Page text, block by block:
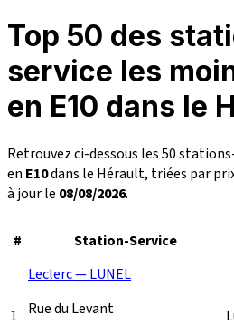
Top 50 des
service les
en E10 dans le
Retrouvez ci-dessous les 50
en E10dans le Hérault, triées par
à jour le 08/08/2026.
# Station-Service
1
Leclerc — LUNEL
Rue du Levant